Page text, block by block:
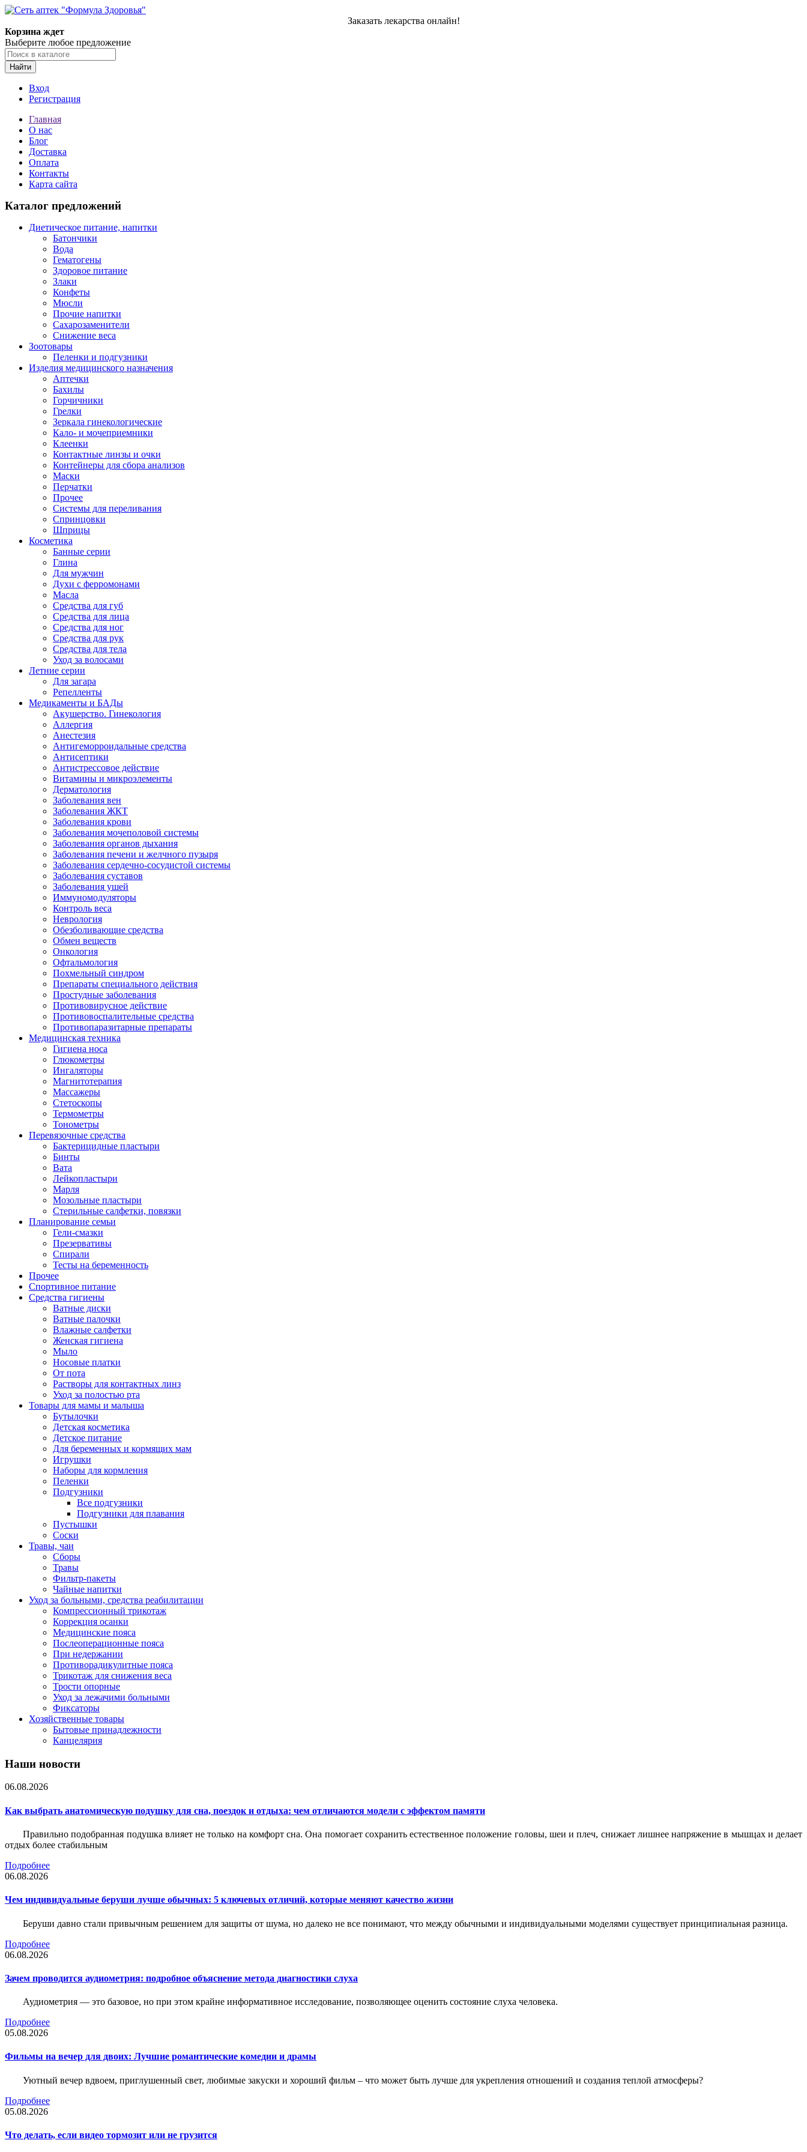
Заказать лекарства онлайн!
Корзина ждет
Выберите любое предложение
Найти
Вход
Регистрация
Главная
О нас
Блог
Доставка
Оплата
Контакты
Карта сайта
Каталог предложений
Диетическое питание, напитки
Батончики
Вода
Гематогены
Здоровое питание
Злаки
Конфеты
Мюсли
Прочие напитки
Сахарозаменители
Снижение веса
Зоотовары
Пеленки и подгузники
Изделия медицинского назначения
Аптечки
Бахилы
Горчичники
Грелки
Зеркала гинекологические
Кало- и мочеприемники
Клеенки
Контактные линзы и очки
Контейнеры для сбора анализов
Маски
Перчатки
Прочее
Системы для переливания
Спринцовки
Шприцы
Косметика
Банные серии
Глина
Для мужчин
Духи с ферромонами
Масла
Средства для губ
Средства для лица
Средства для ног
Средства для рук
Средства для тела
Уход за волосами
Летние серии
Для загара
Репелленты
Медикаменты и БАДы
Акушерство. Гинекология
Аллергия
Анестезия
Антигеморроидальные средства
Антисептики
Антистрессовое действие
Витамины и микроэлементы
Дерматология
Заболевания вен
Заболевания ЖКТ
Заболевания крови
Заболевания мочеполовой системы
Заболевания органов дыхания
Заболевания печени и желчного пузыря
Заболевания сердечно-сосудистой системы
Заболевания суставов
Заболевания ушей
Иммуномодуляторы
Контроль веса
Неврология
Обезболивающие средства
Обмен веществ
Онкология
Офтальмология
Похмельный синдром
Препараты специального действия
Простудные заболевания
Противовирусное действие
Противовоспалительные средства
Противопаразитарные препараты
Медицинская техника
Гигиена носа
Глюкометры
Ингаляторы
Магнитотерапия
Массажеры
Стетоскопы
Термометры
Тонометры
Перевязочные средства
Бактерицидные пластыри
Бинты
Вата
Лейкопластыри
Марля
Мозольные пластыри
Стерильные салфетки, повязки
Планирование семьи
Гели-смазки
Презервативы
Спирали
Тесты на беременность
Прочее
Спортивное питание
Средства гигиены
Ватные диски
Ватные палочки
Влажные салфетки
Женская гигиена
Мыло
Носовые платки
От пота
Растворы для контактных линз
Уход за полостью рта
Товары для мамы и малыша
Бутылочки
Детская косметика
Детское питание
Для беременных и кормящих мам
Игрушки
Наборы для кормления
Пеленки
Подгузники
Все подгузники
Подгузники для плавания
Пустышки
Соски
Травы, чаи
Сборы
Травы
Фильтр-пакеты
Чайные напитки
Уход за больными, средства реабилитации
Компрессионный трикотаж
Коррекция осанки
Медицинские пояса
Послеоперационные пояса
При недержании
Противорадикулитные пояса
Трикотаж для снижения веса
Трости опорные
Уход за лежачими больными
Фиксаторы
Хозяйственные товары
Бытовые принадлежности
Канцелярия
Наши новости
06.08.2026
Как выбрать анатомическую подушку для сна, поездок и отдыха: чем отличаются модели с эффектом памяти
Правильно подобранная подушка влияет не только на комфорт сна. Она помогает сохранить естественное положение головы, шеи и плеч, снижает лишнее напряжение в мышцах и делает
отдых более стабильным
Подробнее
06.08.2026
Чем индивидуальные беруши лучше обычных: 5 ключевых отличий, которые меняют качество жизни
Беруши давно стали привычным решением для защиты от шума, но далеко не все понимают, что между обычными и индивидуальными моделями существует принципиальная разница.
Подробнее
06.08.2026
Зачем проводится аудиометрия: подробное объяснение метода диагностики слуха
Аудиометрия — это базовое, но при этом крайне информативное исследование, позволяющее оценить состояние слуха человека.
Подробнее
05.08.2026
Фильмы на вечер для двоих: Лучшие романтические комедии и драмы
Уютный вечер вдвоем, приглушенный свет, любимые закуски и хороший фильм – что может быть лучше для укрепления отношений и создания теплой атмосферы?
Подробнее
05.08.2026
Что делать, если видео тормозит или не грузится